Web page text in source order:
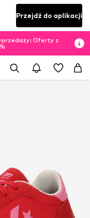
Przejdź do aplikacji
Oferty z